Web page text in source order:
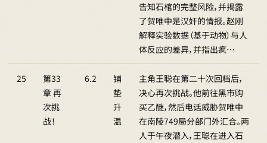
告知石棺的完整风险，并揭露
了贺唯中是汉奸的情报。赵刚
解释实验数据（基于动物）与人
体反应的差异，并指出疯…
25
第33
章 再
次挑
战！
6.2
铺
垫
升
温
主角王聪在第二十次回档后，
决心再次挑战。他前往黑市购
买乙醚，然后电话威胁贺唯中
在南陵749局分部门外汇合。两
人于午夜潜入，王聪在进入石